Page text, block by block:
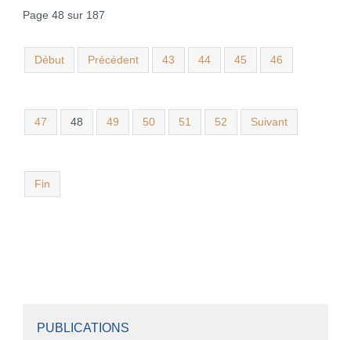
Page 48 sur 187
Début Précédent 43 44 45 46
47 48 49 50 51 52 Suivant
Fin
PUBLICATIONS